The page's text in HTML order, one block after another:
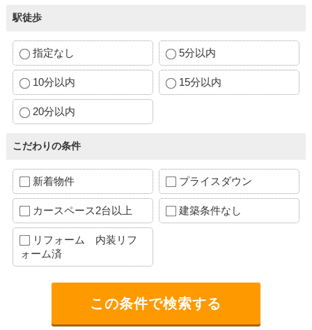
駅徒歩
指定なし 5分以内
10分以内 15分以内
20分以内
こだわりの条件
新着物件 プライスダウン
カースペース2台以上 建築条件なし
リフォーム 内装リフ
ォーム済